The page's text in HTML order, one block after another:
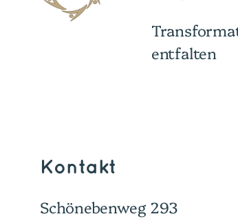
entfalten
Kontakt
Schönebenweg 293